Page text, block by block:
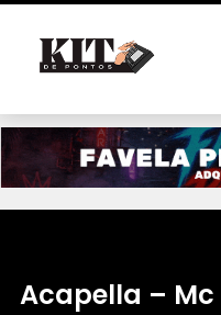
Acapella – Mc